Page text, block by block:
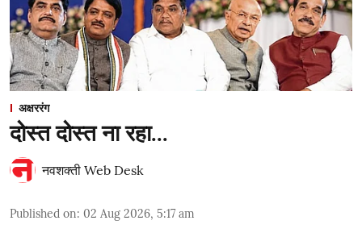
अक्षररंग
दोस्त दोस्त ना रहा...
नवशक्ती Web Desk
Published on: 02 Aug 2026, 5:17 am